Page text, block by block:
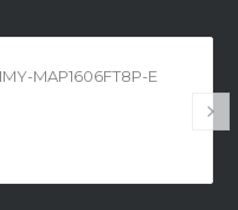
MAP1606FT8P-E